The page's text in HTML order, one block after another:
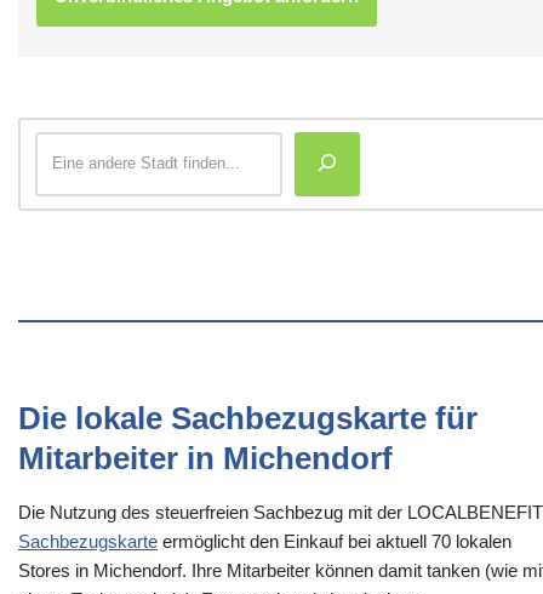
Die lokale Sachbezugskarte für
Mitarbeiter in Michendorf
Die Nutzung des steuerfreien Sachbezug mit der
Sachbezugskarte ermöglicht den Einkauf bei aktuell 70 lokalen
Stores in Michendorf. Ihre Mitarbeiter können damit tanken (wie